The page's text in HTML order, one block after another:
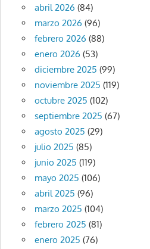
abril 2026 (84)
marzo 2026 (96)
febrero 2026 (88)
enero 2026 (53)
diciembre 2025 (99)
noviembre 2025 (119)
octubre 2025 (102)
septiembre 2025 (67)
agosto 2025 (29)
julio 2025 (85)
junio 2025 (119)
mayo 2025 (106)
abril 2025 (96)
marzo 2025 (104)
febrero 2025 (81)
enero 2025 (76)